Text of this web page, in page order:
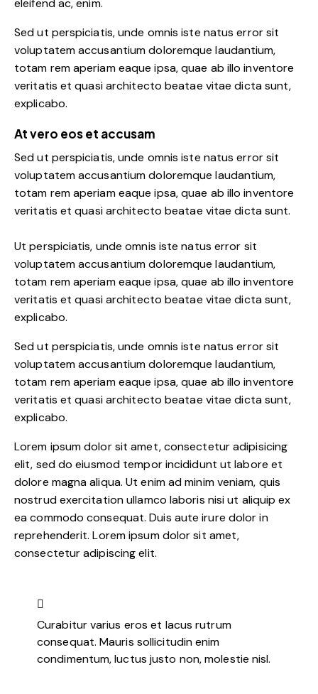
Sed ut perspiciatis, unde omnis iste natus error sit
voluptatem accusantium doloremque laudantium,
totam rem aperiam eaque ipsa, quae ab illo inventore
veritatis et quasi architecto beatae vitae dicta sunt,
explicabo.
At vero eos et accusam
Sed ut perspiciatis, unde omnis iste natus error sit
voluptatem accusantium doloremque laudantium,
totam rem aperiam eaque ipsa, quae ab illo inventore
veritatis et quasi architecto beatae vitae dicta sunt.
Ut perspiciatis, unde omnis iste natus error sit
voluptatem accusantium doloremque laudantium,
totam rem aperiam eaque ipsa, quae ab illo inventore
veritatis et quasi architecto beatae vitae dicta sunt,
explicabo.
Sed ut perspiciatis, unde omnis iste natus error sit
voluptatem accusantium doloremque laudantium,
totam rem aperiam eaque ipsa, quae ab illo inventore
veritatis et quasi architecto beatae vitae dicta sunt,
explicabo.
Lorem ipsum dolor sit amet, consectetur adipisicing
elit, sed do eiusmod tempor incididunt ut labore et
dolore magna aliqua. Ut enim ad minim veniam, quis
nostrud exercitation ullamco laboris nisi ut aliquip ex
ea commodo consequat. Duis aute irure dolor in
reprehenderit. Lorem ipsum dolor sit amet,
consectetur adipiscing elit.
Curabitur varius eros et lacus rutrum
consequat. Mauris sollicitudin enim
condimentum, luctus justo non, molestie nisl.